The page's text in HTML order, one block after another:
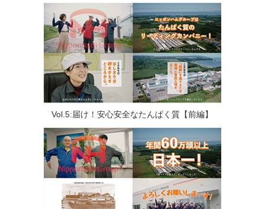
Vol.5:届け！安心安全なたんぱく質【前編】